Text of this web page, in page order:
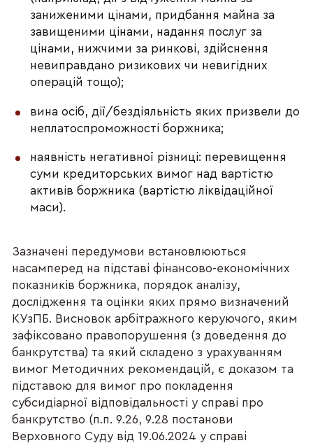
заниженими цінами, придбання майна за
завищеними цінами, надання послуг за
цінами, нижчими за ринкові, здійснення
невиправдано ризикових чи невигідних
операцій тощо);
вина осіб, дії/бездіяльність яких призвели до
неплатоспроможності боржника;
наявність негативної різниці: перевищення
суми кредиторських вимог над вартістю
активів боржника (вартістю ліквідаційної
маси).
Зазначені передумови встановлюються
насамперед на підставі фінансово-економічних
показників боржника, порядок аналізу,
дослідження та оцінки яких прямо визначений
КУзПБ. Висновок арбітражного керуючого, яким
зафіксовано правопорушення (з доведення до
банкрутства) та який складено з урахуванням
вимог Методичних рекомендацій, є доказом та
підставою для вимог про покладення
субсидіарної відповідальності у справі про
банкрутство (п.п. 9.26, 9.28 постанови
Верховного Суду від 19.06.2024 у справі